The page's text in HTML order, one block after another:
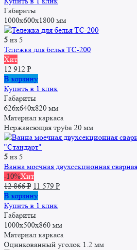
Габариты
1000x600x1800 мм
5 из 5
Тележка для белья ТС-200
Хит
12 912 ₽
В корзину
Купить в 1 клик
Габариты
626х640х820 мм
Материал каркаса
Нержавеющая труба 20 мм
5 из 5
Ванна моечная двухсекционная
-10%Хит
12 866₽ Первоначальная
цена
составляла
12
866 ₽.
11 579 ₽Текущая
В корзину
Купить в 1 клик
Габариты
1000х500х860 мм
Материал каркаса
Оцинкованный уголок 1.2 мм